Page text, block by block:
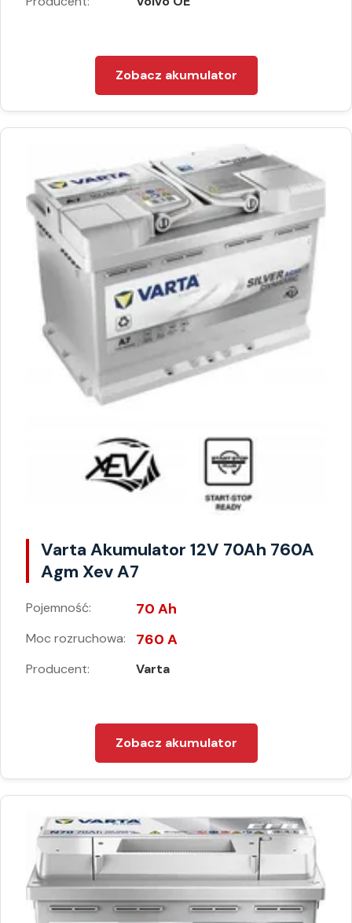
Zobacz akumulator
Varta Akumulator 12V 70Ah 760A
Agm Xev A7
Pojemność: 70 Ah
Moc rozruchowa: 760 A
Producent: Varta
Zobacz akumulator